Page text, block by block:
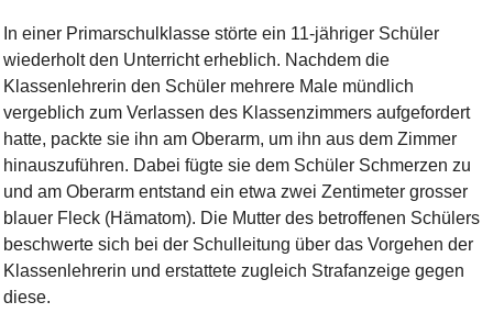
In einer Primarschulklasse störte ein 11-jähriger Schüler
wiederholt den Unterricht erheblich. Nachdem die
Klassenlehrerin den Schüler mehrere Male mündlich
vergeblich zum Verlassen des Klassenzimmers aufgefordert
hatte, packte sie ihn am Oberarm, um ihn aus dem Zimmer
hinauszuführen. Dabei fügte sie dem Schüler Schmerzen zu
und am Oberarm entstand ein etwa zwei Zentimeter grosser
blauer Fleck (Hämatom). Die Mutter des betroffenen Schülers
beschwerte sich bei der Schulleitung über das Vorgehen der
Klassenlehrerin und erstattete zugleich Strafanzeige gegen
diese.